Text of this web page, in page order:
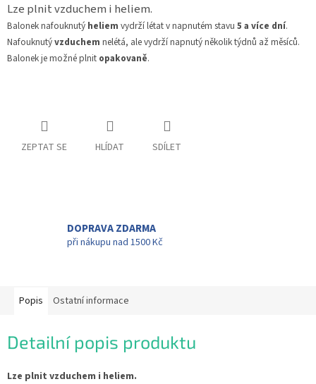
Lze plnit vzduchem i heliem.
Balonek nafouknutý heliem vydrží létat v napnutém stavu 5 a více dní.
Nafouknutývzduchem nelétá, ale vydrží napnutý několik týdnů až měsíců.
Balonek je možné plnit opakovaně.
ZEPTAT SE HLÍDAT SDÍLET
DOPRAVA ZDARMA
při nákupu nad 1500 Kč
Popis Ostatní informace
Detailní popis produktu
Lze plnit vzduchem i heliem.